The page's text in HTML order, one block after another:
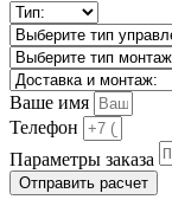
Ваше имя
Телефон
Параметры заказа
Отправить расчет